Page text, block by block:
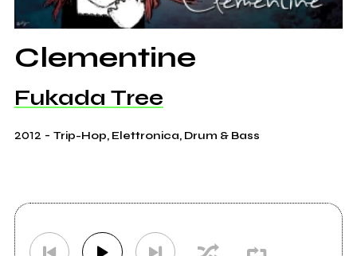
Clementine
Fukada Tree
2012 - Trip-Hop, Elettronica, Drum & Bass